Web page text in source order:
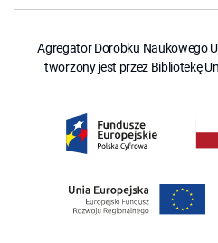
Agregator Dorobku Naukowego
tworzony jest przez Bibliotekę